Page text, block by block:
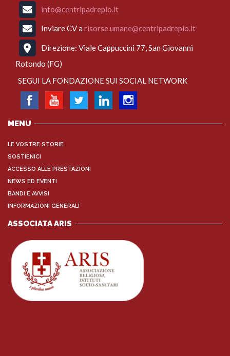
info@centripadrepio.it
Inviare CV a risorse.umane@centripadrepio.it
Direzione: Viale Cappuccini 77, San Giovanni
Rotondo (FG)
SEGUI LA FONDAZIONE SUI SOCIAL NETWORK
MENU
LE VOSTRE STORIE
SOSTIENICI
ACCESSO ALLE PRESTAZIONI
NEWS ED EVENTI
BANDI E AVVISI
INFORMAZIONI GENERALI
ASSOCIATA ARIS